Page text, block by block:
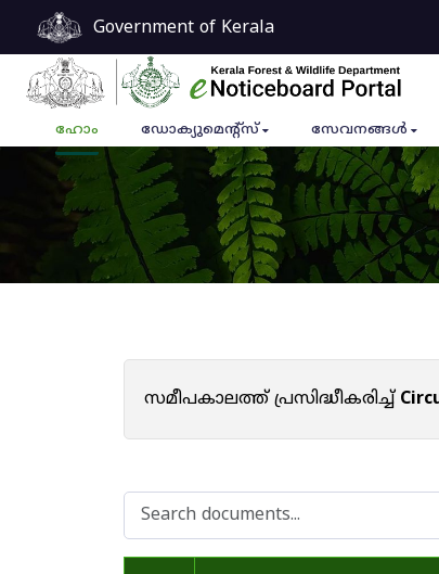
Government of Kerala
ഹോം ഡോക്യുമെൻ്റ്സ് സേവനങ്ങൾ
സമീപകാലത്ത് പ്രസിദ്ധീകരിച്ച്